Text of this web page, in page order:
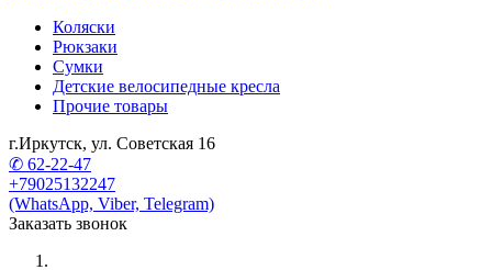
Коляски
Рюкзаки
Сумки
Детские велосипедные кресла
Прочие товары
г.Иркутск, ул. Советская 16
✆ 62-22-47
+79025132247
(WhatsApp, Viber, Telegram)
Заказать звонок